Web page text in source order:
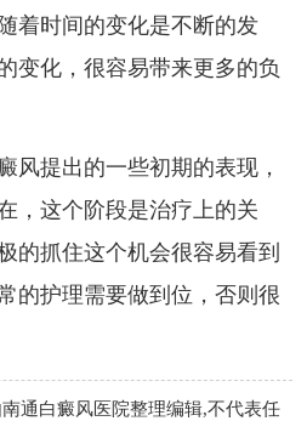
着时间的变化是不断的发
变化，很容易带来更多的负
提出的一些初期的表现，
，这个阶段是治疗上的关
的抓住这个机会很容易看到
的护理需要做到位，否则很
南通白癜风医院整理编辑,不代表任